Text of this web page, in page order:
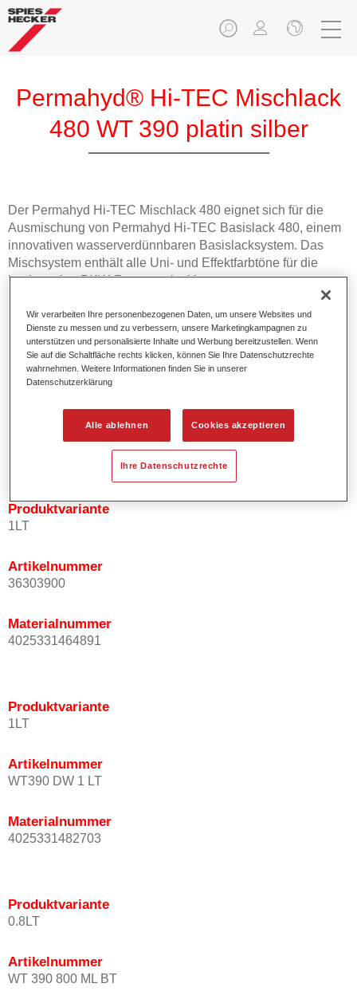
Permahyd® Hi-TEC Mischlack
480 WT 390 platin silber
Der Permahyd Hi-TEC Mischlack 480 eignet sich für die
Ausmischung von Permahyd Hi-TEC Basislack 480, einem
innovativen wasserverdünnbaren Basislacksystem. Das
Mischsystem enthält alle Uni- und Effektfarbtöne für die
hochwertige PKW-Reparaturlackierung.
Produktmerkmale
Einfach und schnell zu verarbeiten.
Bietet eine hohe Farbtongenauigkeit und gleichmäßige
Effektausrichtung.
Fördert kurze Prozesszeiten.
Ermöglicht einfaches und sicheres Einlackieren.
Kann variabel eingesetzt werden, z.B. für Innenraum-,
Mehrschicht- und Mehrfarbenlackierungen.
Produktvariante
1LT
Artikelnummer
36303900
Materialnummer
4025331464891
Produktvariante
1LT
Artikelnummer
WT390 DW 1 LT
Materialnummer
4025331482703
Produktvariante
0.8LT
Artikelnummer
WT 390 800 ML BT
Wir verarbeiten Ihre personenbezogenen Daten, um unsere Websites und
Dienste zu messen und zu verbessern, unsere Marketingkampagnen zu
unterstützen und personalisierte Inhalte und Werbung bereitzustellen. Wenn
Sie auf die Schaltfläche rechts klicken, können Sie Ihre Datenschutzrechte
wahrnehmen. Weitere Informationen finden Sie in unserer
Datenschutzerklärung
Alle ablehnen Cookies akzeptieren
Ihre Datenschutzrechte